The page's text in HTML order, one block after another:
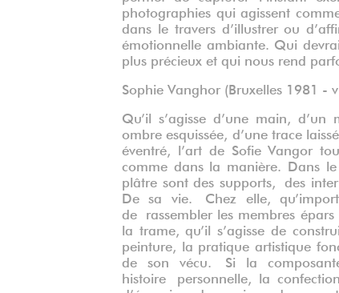
photographies qui agissent
dans le travers d’illustrer ou
émotionnelle ambiante. Qui
plus précieux et qui nous rend
Sophie Vanghor (Bruxelles 1981 -
Qu’il s’agisse d’une main,
ombre esquissée, d’une trace
éventré, l’art de Sofie Vangor
comme dans la manière. Dans
plâtre sont des supports, des
De sa vie. Chez elle,
de rassembler les membres
la trame, qu’il s’agisse de
peinture, la pratique artistique
de son vécu. Si la
histoire personnelle, la